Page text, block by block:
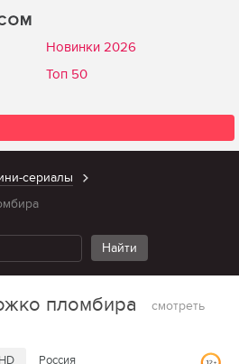
Новинки 2026
Топ 50
сериалы
пломбира
смотреть
HD Россия